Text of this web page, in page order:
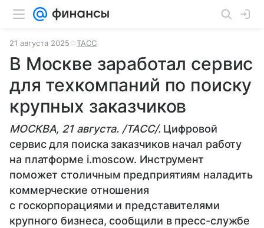
21 августа 2025 ТАСС
В Москве заработал сервис
для техкомпаний по поиску
крупных заказчиков
МОСКВА, 21 августа. /ТАСС/. Цифровой
сервис для поиска заказчиков начал работу
на платформе i.moscow. Инструмент
поможет столичным предприятиям наладить
коммерческие отношения
с госкорпорациями и представителями
крупного бизнеса, сообщили в пресс-службе